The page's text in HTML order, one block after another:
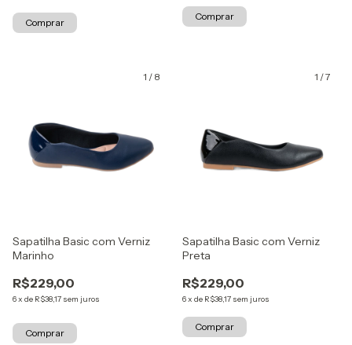
Comprar
Comprar
1 / 8
Sapatilha Basic com Verniz
Marinho
R$229,00
6x de R$38,17 sem juros
Comprar
1 /7
Sapatilha Basic com Verniz
Preta
R$229,00
6x de R$38,17 sem juros
Comprar